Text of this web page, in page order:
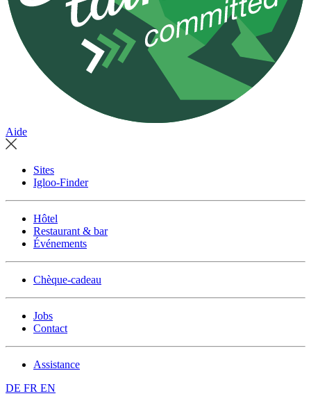
Aide
Sites
Igloo-Finder
Hôtel
Restaurant & bar
Événements
Chèque-cadeau
Jobs
Contact
Assistance
DE FR EN